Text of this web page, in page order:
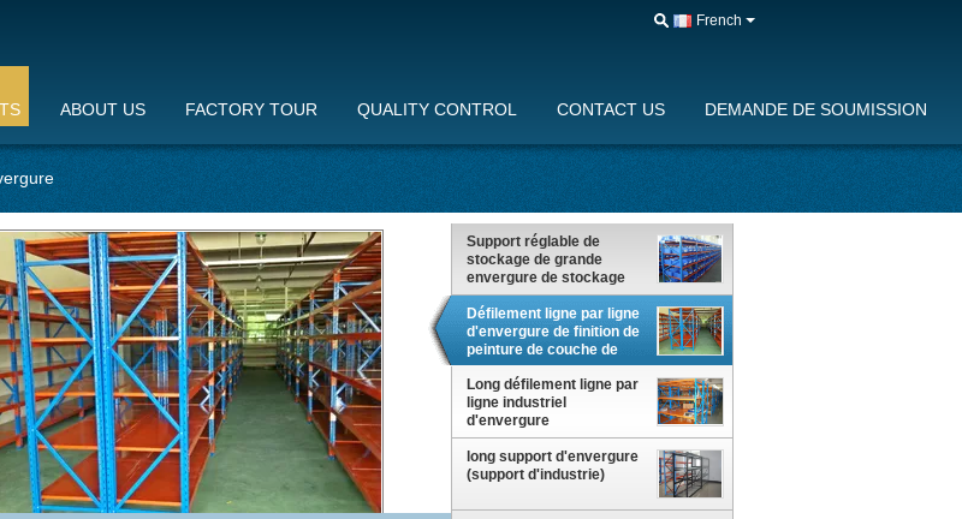
French
ABOUT US FACTORY TOUR QUALITY CONTROL CONTACT US DEMANDE DE SOUMISSION
Support réglable de
stockage de grande
envergure de stockage
économique avec le
niveau multi
Défilement ligne par ligne
d'envergure de finition de
peinture de couche de
poudre long pour des
dessins, dossiers,
vêtements
Long défilement ligne par
ligne industriel
d'envergure
long support d'envergure
(support d'industrie)